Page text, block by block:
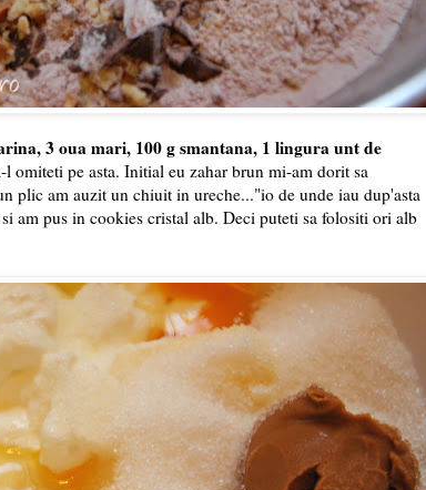
3 oua mari, 100 g smantana, 1 lingura unt de
l omiteti pe asta. Initial eu zahar brun mi-am dorit sa
plic am auzit un chiuit in ureche..."io de unde iau dup'asta
am pus in cookies cristal alb. Deci puteti sa folositi ori alb